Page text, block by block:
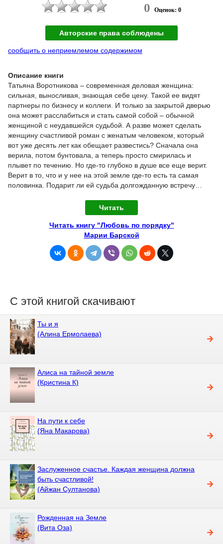
0 Оценок: 0
Авторские права соблюдены
сообщить о неприемлемом содержимом
Описание книги
Татьяна Воротникова – современная деловая женщина:
сильная, выносливая, знающая себе цену. Такой ее видят
партнеры по бизнесу и коллеги. И только за закрытой дверью
она может расслабиться и стать самой собой – обычной
женщиной с неудавшейся судьбой. А разве может сделать
женщину счастливой роман с женатым человеком, который
вот уже десять лет как обещает развестись? Сначала она
верила, потом бунтовала, а теперь просто смирилась и
плывет по течению. Но где-то глубоко в душе все еще верит.
Верит в то, что и у нее на этой земле где-то есть та самая
половинка. Подарит ли ей судьба долгожданную встречу…
Читать
Читать книгу "Любовь по порядку"
Марии Барской
С этой книгой скачивают
Ты и я
(Алина Ермолаева)
Алиса на тайной земле
(Кристина К)
На пути к себе
(Яна Макарова)
Заслуженное счастье. Каждая женщина должна
быть счастливой!
(Айжан Султанова)
Рожденная на Земле
(Вита Оза)